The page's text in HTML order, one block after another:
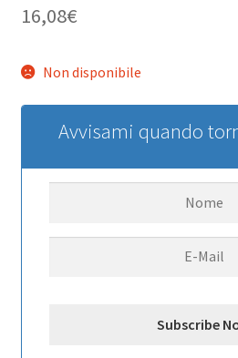
16,08€
Non disponibile
Avvisami quando